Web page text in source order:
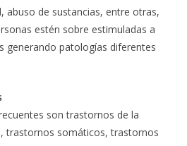
abuso de sustancias, entre otras,
estén sobre estimuladas a
generando patologías diferentes
son trastornos de la
trastornos somáticos, trastornos